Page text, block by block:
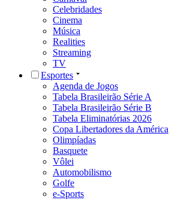
Celebridades
Cinema
Música
Realities
Streaming
TV
Esportes
Agenda de Jogos
Tabela Brasileirão Série A
Tabela Brasileirão Série B
Tabela Eliminatórias 2026
Copa Libertadores da América
Olimpíadas
Basquete
Vôlei
Automobilismo
Golfe
e-Sports